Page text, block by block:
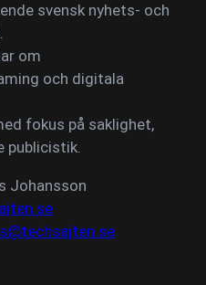
svensk nyhets- och
om
och digitala
fokus på saklighet,
publicistik.
Johansson